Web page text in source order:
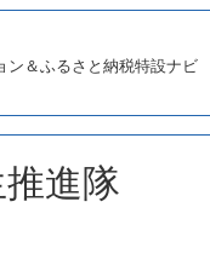
クーリング
ン＆ふるさと納税特設ナビ
進隊